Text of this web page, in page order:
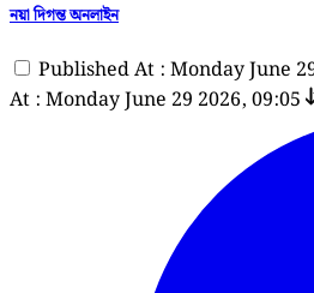
নয়া দিগন্ত অনলাইন
Published At : Monday June
At : Monday June 29 2026, 09:05